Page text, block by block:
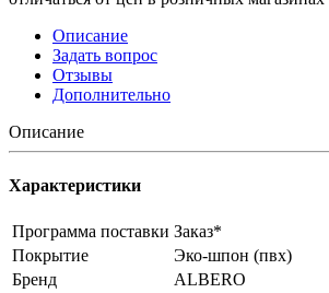
Описание
Задать вопрос
Отзывы
Дополнительно
Описание
Характеристики
Программа поставки Заказ*
Покрытие
Эко-шпон (пвх)
Бренд
ALBERO